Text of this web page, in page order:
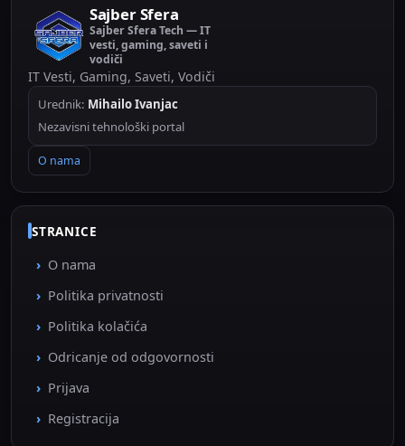
Sajber Sfera
Sajber Sfera Tech — IT
vesti, gaming, saveti i
vodiči
IT Vesti, Gaming, Saveti, Vodiči
Urednik: Mihailo Ivanjac
Nezavisni tehnološki portal
O nama
STRANICE
O nama
Politika privatnosti
Politika kolačića
Odricanje od odgovornosti
Prijava
Registracija